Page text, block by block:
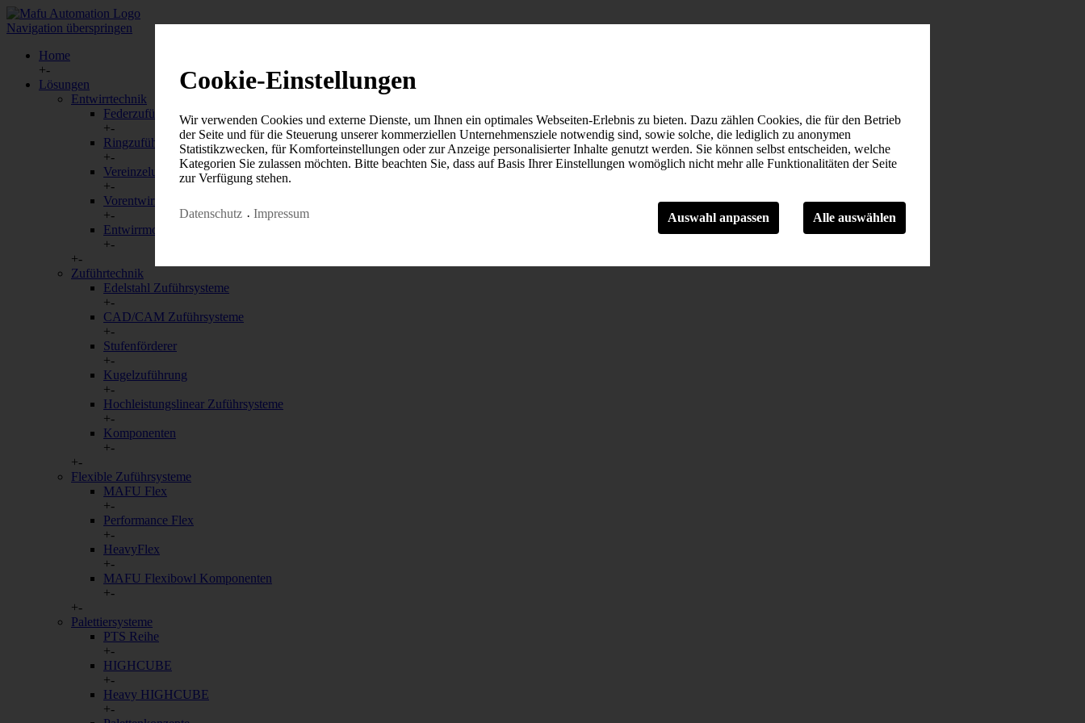
Cookie-Einstellungen
Wir verwenden Cookies und externe Dienste, um Ihnen ein optimales Webseiten-Erlebnis zu bieten. Dazu zählen Cookies, die für den Betrieb
der Seite und für die Steuerung unserer kommerziellen Unternehmensziele notwendig sind, sowie solche, die lediglich zu anonymen
Statistikzwecken, für Komforteinstellungen oder zur Anzeige personalisierter Inhalte genutzt werden. Sie können selbst entscheiden, welche
Kategorien Sie zulassen möchten. Bitte beachten Sie, dass auf Basis Ihrer Einstellungen womöglich nicht mehr alle Funktionalitäten der Seite
zur Verfügung stehen.
Datenschutz Impressum Alle auswählen
Auswahl anpassen
Cookie
screen
Statistiken
und gemeldet werden.
Aidaform
Sonstige
Navigation überspringen
Home
+-
Lösungen
Entwirrtechnik
Federzuführung
+-
Ringzuführung
+-
Vereinzelungssysteme
+-
Vorentwirrungssysteme
+-
Entwirrmodule
+-
+-
Zuführtechnik
Edelstahl Zuführsysteme
+-
CAD/CAM Zuführsysteme
+-
Stufenförderer
+-
Kugelzuführung
+-
Hochleistungslinear Zuführsysteme
+-
Komponenten
+-
+-
Flexible Zuführsysteme
MAFU Flex
+-
Performance Flex
+-
HeavyFlex
+-
MAFU Flexibowl Komponenten
+-
+-
Palettiersysteme
PTS Reihe
+-
HIGHCUBE
+-
Heavy HIGHCUBE
+-